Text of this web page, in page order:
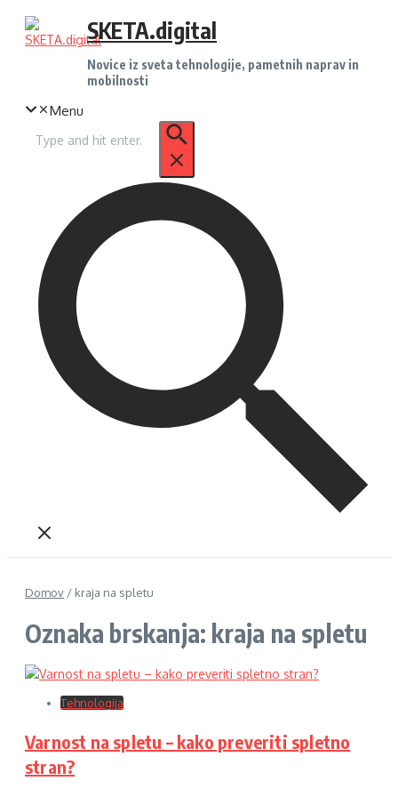
Preskoči
SKETA.digital
Novice iz sveta tehnologije, pametnih naprav in
mobilnosti
Menu
za:
Domov / kraja na spletu
Oznaka brskanja: kraja na spletu
Tehnologija
Varnost na spletu – kako preveriti spletno
stran?